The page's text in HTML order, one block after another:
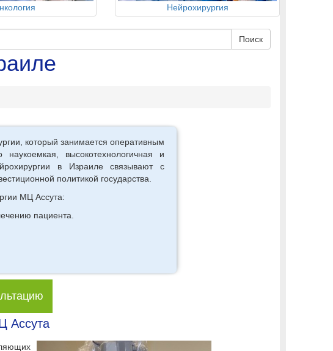
Нейрохирургия
который занимается оперативным
высокотехнологичная и
в Израиле связывают с
политикой государства.
МЦ Ассута:
пациента.
Ассута